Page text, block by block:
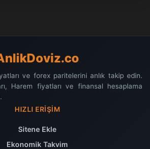
ve forex paritelerini anlık takip edin.
Harem fiyatları ve finansal hesaplama
HIZLI ERIŞIM
Sitene Ekle
Ekonomik Takvim